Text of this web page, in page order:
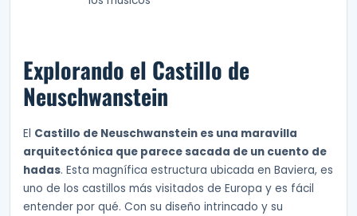
Explorando el Castillo de
Neuschwanstein
El Castillo de Neuschwanstein es una maravilla
arquitectónica que parece sacada de un cuento de
hadas. Esta magnífica estructura ubicada en Baviera, es
uno de los castillos más visitados de Europa y es fácil
entender por qué. Con su diseño intrincado y su